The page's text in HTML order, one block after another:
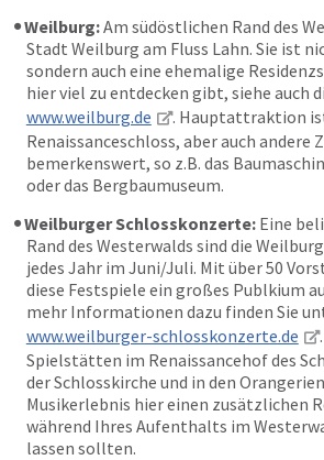
Weilburg:Am südöstlichen Rand des
Stadt Weilburg am Fluss Lahn. Sie ist
sondern auch eine ehemalige
hier viel zu entdecken gibt, siehe auch
www.weilburg.de
. Hauptattraktion
Renaissanceschloss, aber auch andere
bemerkenswert, so z.B. das
oder das Bergbaumuseum.
Weilburger Schlosskonzerte: Eine
Rand des Westerwalds sind die
jedes Jahr im Juni/Juli. Mit über 50
diese Festspiele ein großes Publkium
mehr Informationen dazu finden Sie
www.weilburger-schlosskonzerte.de
Spielstätten im Renaissancehof des
der Schlosskirche und in den
Musikerlebnis hier einen zusätzlichen
während Ihres Aufenthalts im
lassen sollten.